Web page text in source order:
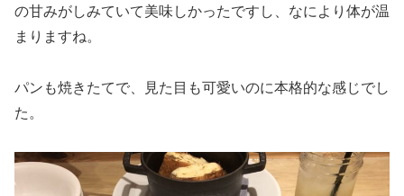
の甘みがしみていて美味しかったですし、なにより体が温
まりますね。
パンも焼きたてで、見た目も可愛いのに本格的な感じでし
た。